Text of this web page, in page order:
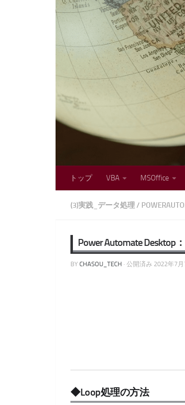
コンテンツへスキップ
トップ VBA MSOffice
(3)実践_データ処理 /
Power Automate
BY CHASOU_TECH · 公開済み 2022年7月
◆Loop処理の方法